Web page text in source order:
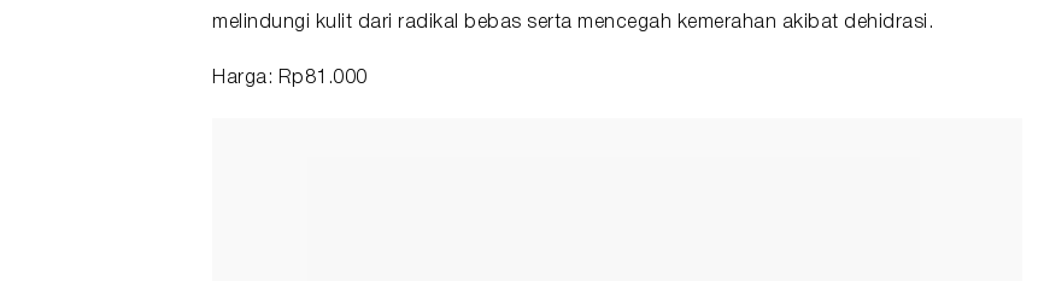
melindungi kulit dari radikal bebas serta mencegah kemerahan akibat dehidrasi.
Harga: Rp81.000